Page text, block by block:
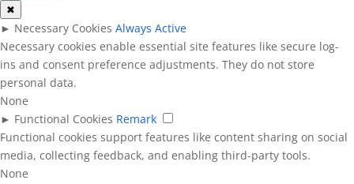
✖
► Necessary Cookies Always Active
Necessary cookies enable essential site features like secure log-
ins and consent preference adjustments. They do not store
personal data.
None
► Functional Cookies Remark
Functional cookies support features like content sharing on social
media, collecting feedback, and enabling third-party tools.
None